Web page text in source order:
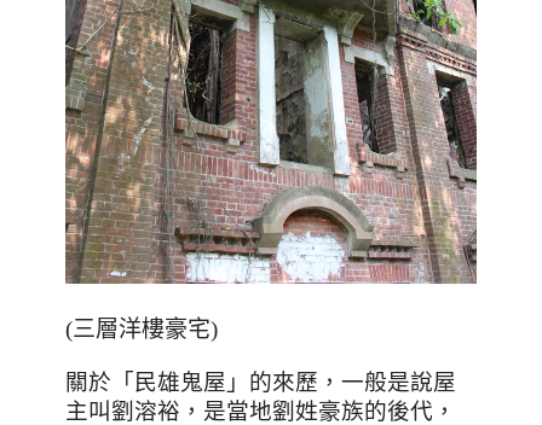
(三層洋樓豪宅)
關於「民雄鬼屋」的來歷，一般是說屋
主叫劉溶裕，是當地劉姓豪族的後代，